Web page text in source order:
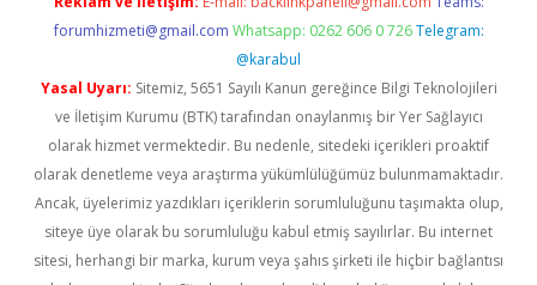
forumhizmeti@gmail.com Whatsapp: 0262 606 0 726 Telegram:
@karabul
Yasal Uyarı: Sitemiz, 5651 Sayılı Kanun gereğince Bilgi Teknolojileri
ve İletişim Kurumu (BTK) tarafından onaylanmış bir Yer Sağlayıcı
olarak hizmet vermektedir. Bu nedenle, sitedeki içerikleri proaktif
olarak denetleme veya araştırma yükümlülüğümüz bulunmamaktadır.
Ancak, üyelerimiz yazdıkları içeriklerin sorumluluğunu taşımakta olup,
siteye üye olarak bu sorumluluğu kabul etmiş sayılırlar. Bu internet
sitesi, herhangi bir marka, kurum veya şahıs şirketi ile hiçbir bağlantısı